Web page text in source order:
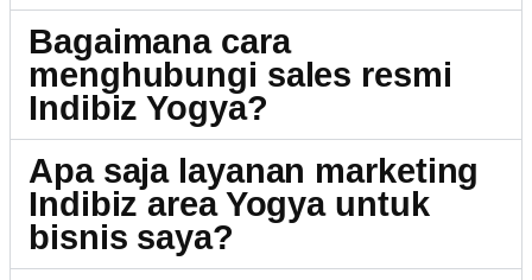
Bagaimana cara
menghubungi sales resmi
Indibiz Yogya?
Apa saja layanan marketing
Indibiz area Yogya untuk
bisnis saya?